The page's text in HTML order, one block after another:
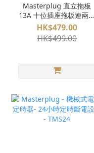
Masterplug 直立拖板
13A 十位插座拖板連兩位
USB充電
SRGTOWSU103PB
HK$479.00
HK$499.00